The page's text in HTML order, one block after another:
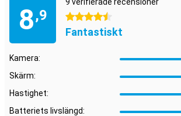
8,9
4.5 stjärnor
Fantastiskt
Kamera:
Skärm:
Hastighet:
Batteriets livslängd: